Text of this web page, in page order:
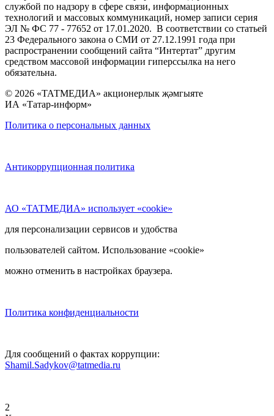
службой по надзору в сфере связи, информационных
технологий и массовых коммуникаций, номер записи серия
ЭЛ № ФС 77 - 77652 от 17.01.2020. В соответствии со статьей
23 Федерального закона о СМИ от 27.12.1991 года при
распространении сообщений сайта “Интертат” другим
средством массовой информации гиперссылка на него
обязательна.
© 2026 «ТАТМЕДИА» акционерлык җәмгыяте
ИА «Татар-информ»
Политика о персональных данных
Антикоррупционная политика
АО «ТАТМЕДИА» использует «cookie»
для персонализации сервисов и удобства
пользователей сайтом. Использование «cookie»
можно отменить в настройках браузера.
Политика конфиденциальности
Для сообщений о фактах коррупции:
Shamil.Sadykov@tatmedia.ru
2